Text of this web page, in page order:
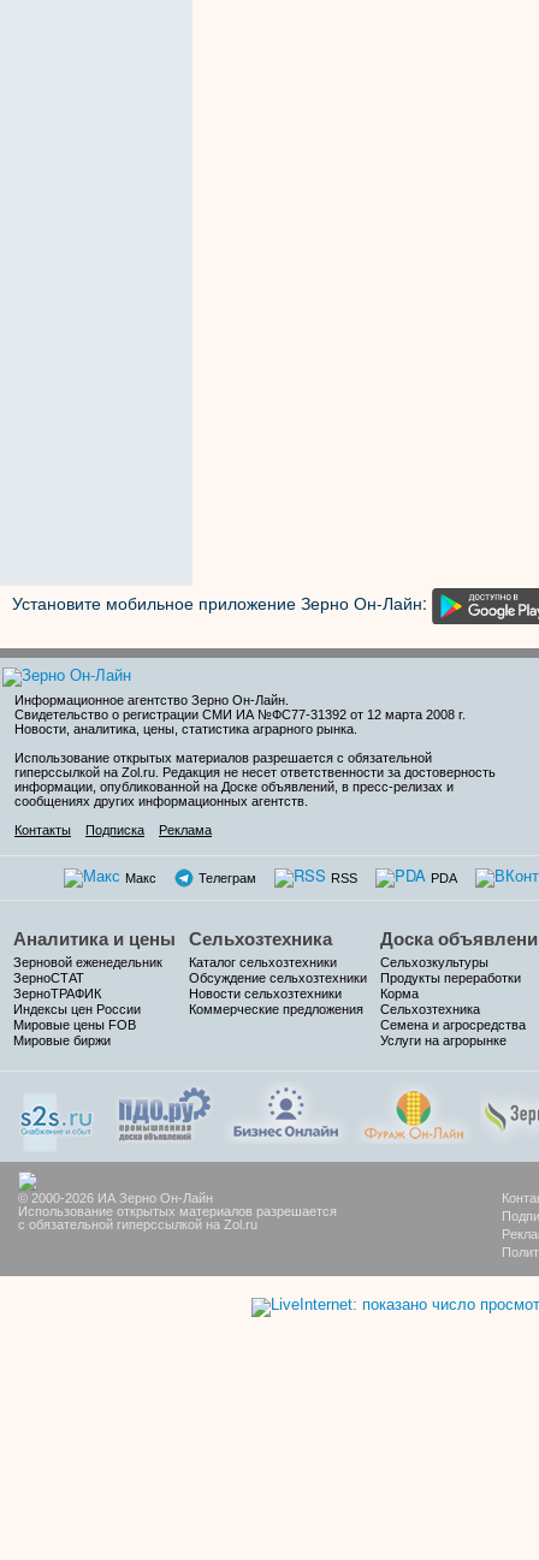
Установите мобильное приложение Зерно Он-Лайн:
Информационное агентство Зерно Он-Лайн
Свидетельство о регистрации СМИ ИА №ФС77-31392 от 12 марта 2008 г.
Новости, аналитика, цены, статистика аграрного рынка.
Использование открытых материалов разрешается с обязательной
гиперссылкой на Zol.ru. Редакция не несет ответственности за достоверность
информации, опубликованной на Доске объявлений, в пресс-релизах и
сообщениях других информационных агентств.
Контакты
Подписка Реклама
Макс Телеграм RSS PDA
Аналитика и цены
Зерновой еженедельник
ЗерноСТАТ
ЗерноТРАФИК
Индексы цен России
Мировые цены FOB
Мировые биржи
Сельхозтехника
Каталог сельхозтехники
Обсуждение сельхозтехники
Новости сельхозтехники
Коммерческие предложения
Доска
Сельхозкультуры
Продукты переработки
Корма
Сельхозтехника
Семена и агросредства
Услуги на агрорынке
© 2000-2026 ИА Зерно Он-Лайн
Использование открытых материалов разрешается
с обязательной гиперссылкой на Zol.ru